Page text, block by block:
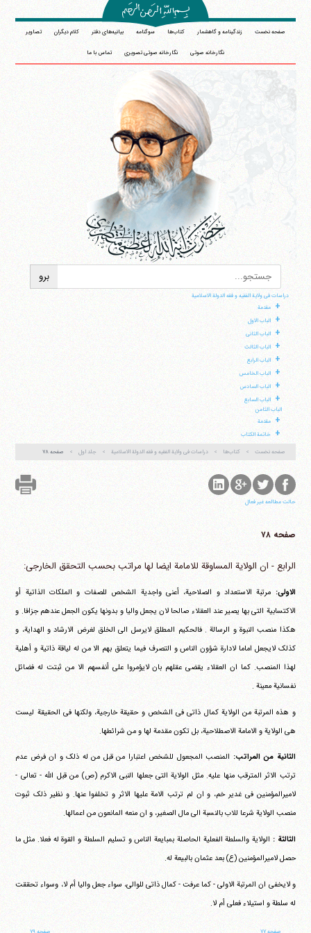
صفحه نخست زندگینامه و گاهشمار کتاب‌ها سوگنامه بیانیه‌های دفتر کلام دیگران تصاویر
نگارخانه صوتی نگارخانه صوتی تصویری تماس با ما
دراسات فی ولایة الفقیه و فقه الدولة الاسلامیة
+ مقدمة
+ الباب الاول
+ الباب الثانی
+ الباب الثالث
+ الباب الرابع
+ الباب الخامس
+ الباب السادس
+
الباب السابع
الباب الثامن
+ مقدمة
+ خاتمة الکتاب
صفحه نخست کتاب‌ها دراسات فی ولایة الفقیه و فقه الدولة الاسلامیة جلد اول صفحه ۷۸
حالت مطالعه غیر فعال
صفحه ۷۸
الرابع - ان الولایة المساوقة للامامة ایضا لها مراتب بحسب التحقق الخارجی:
الاولی: مرتبة الاستعداد و الصلاحیة، أعنی واجدیة الشخص للصفات و الملکات الذاتیة أو
الاکتسابیة التی بها یصیر عند العقلاء صالحا لان یجعل والیا و بدونها یکون الجعل عندهم جزافا. و
هکذا منصب النبوة و الرسالة . فالحکیم المطلق لایرسل الی الخلق لغرض الارشاد و الهدایة، و
کذلک لایجعل اماما لادارة شؤون الناس و التصرف فیما یتعلق بهم الا من له لیاقة ذاتیة و أهلیة
لهذا المنصب. کما ان العقلاء یقضی عقلهم بان لایؤمروا علی أنفسهم الا من ثبتت له فضائل
نفسانیة معینة .
و هذه المرتبة من الولایة کمال ذاتی فی الشخص و حقیقة خارجیة، ولکنها فی الحقیقة لیست
هی الولایة و الامامة الاصطلاحیة، بل تکون مقدمة لها و من شرائطها.
الثانیة من المراتب: المنصب المجعول للشخص اعتبارا من قبل من له ذلک و ان فرض عدم
ترتب الاثر المترقب منها علیه. مثل الولایة التی جعلها النبی الاکرم (ص) من قبل الله - تعالی -
لامیرالمؤمنین فی غدیر خم، و ان لم ترتب الامة علیها الاثر و تخلفوا عنها. و نظیر ذلک ثبوت
منصب الولایة شرعا للاب بالنسبة الی مال الصغیر، و ان منعه المانعون من اعمالها.
الثالثة : الولایة والسلطة الفعلیة الحاصلة بمبایعة الناس و تسلیم السلطة و القوة له فعلا. مثل ما
حصل لامیرالمؤمنین (ع) بعد عثمان بالبیعة له.
و لایخفی ان المرتبة الاولی - کما عرفت - کمال ذاتی للوالی، سواء جعل والیا أم لا، وسواء تحققت
له سلطة و استیلاء فعلی أم لا.